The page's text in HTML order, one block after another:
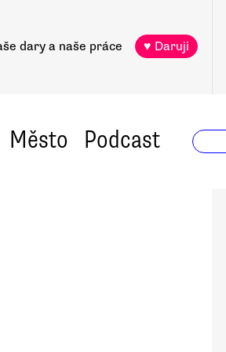
dary a naše práce ♥ Daruji
Město Podcast